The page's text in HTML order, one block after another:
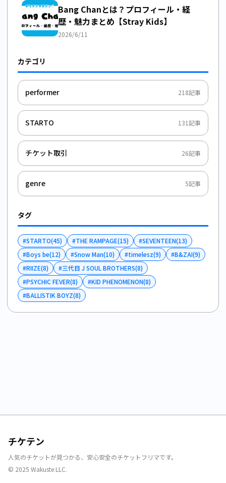
Bang Chanとは？プロフィール・経
歴・魅力まとめ【Stray Kids】
2026/6/11
カテゴリ
performer 218記事
STARTO 131記事
チケット取引 26記事
genre 5記事
タグ
#STARTO(45) #THE RAMPAGE(15) #SEVENTEEN(13)
#Boys be(12) #Snow Man(10) #timelesz(9) #B&ZAI(9)
#RIIZE(8) #三代目 J SOUL BROTHERS(8)
#PSYCHIC FEVER(8) #KID PHENOMENON(8)
#BALLISTIK BOYZ(8)
チケテン
人気のチケットが見つかる、安心安全のチケットフリマです。
© 2025 Wakuste LLC.